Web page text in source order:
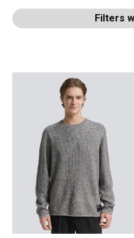
Filters